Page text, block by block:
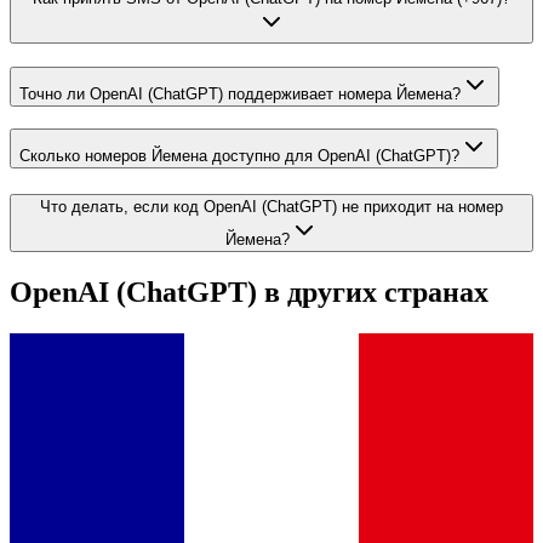
Точно ли OpenAI (ChatGPT) поддерживает номера Йемена?
Сколько номеров Йемена доступно для OpenAI (ChatGPT)?
Что делать, если код OpenAI (ChatGPT) не приходит на номер
Йемена?
OpenAI (ChatGPT) в других странах